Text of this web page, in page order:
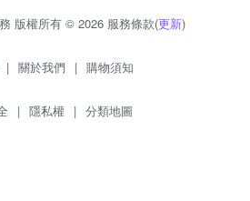
版權所有 © 2026 服務條款(更新)
| 關於我們 | 購物須知
| 隱私權 | 分類地圖